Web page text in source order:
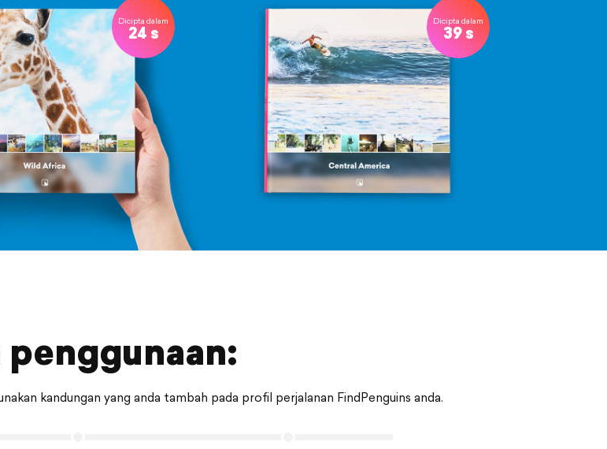
Dicipta dalam
24 s
Dicipta dalam
39 s
penggunaan:
kandungan yang anda tambah pada profil perjalanan FindPenguins anda.